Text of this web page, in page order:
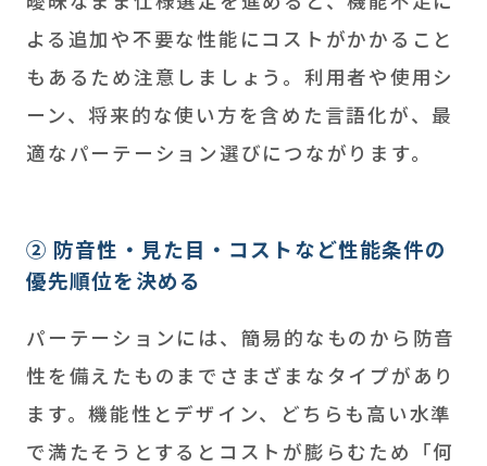
よる追加や不要な性能にコストがかかること
もあるため注意しましょう。利用者や使用シ
ーン、将来的な使い方を含めた言語化が、最
適なパーテーション選びにつながります。
② 防音性・見た目・コストなど性能条件の
優先順位を決める
パーテーションには、簡易的なものから防音
性を備えたものまでさまざまなタイプがあり
ます。機能性とデザイン、どちらも高い水準
で満たそうとするとコストが膨らむため「何